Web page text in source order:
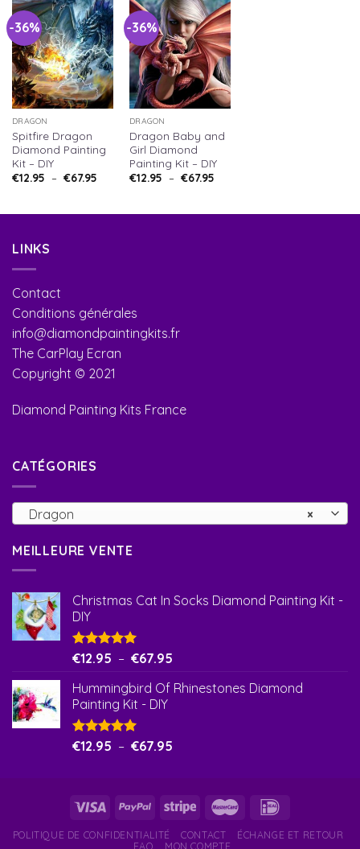
-36%
DRAGON
Spitfire Dragon
Diamond Painting
Kit – DIY
€12.95 – €67.95
-36%
DRAGON
Dragon Baby and
Girl Diamond
Painting Kit – DIY
€12.95 – €67.95
LINKS
Contact
Conditions générales
info@diamondpaintingkits.fr
The CarPlay Ecran
Copyright © 2021
Diamond Painting Kits France
CATÉGORIES
×
Dragon
MEILLEURE VENTE
Christmas Cat In Socks Diamond Painting Kit -
DIY
Note5.00
€12.95 – €67.95
Hummingbird Of Rhinestones Diamond
Painting Kit - DIY
Note5.00
€12.95 – €67.95
POLITIQUE DE CONFIDENTIALITÉ CONTACT
ÉCHANGE ET RETOUR
FAQ
MON COMPTE